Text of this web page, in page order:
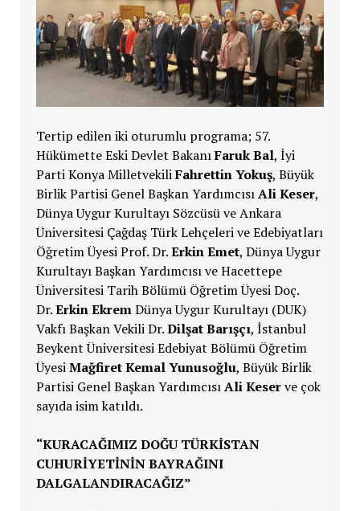
Tertip edilen iki oturumlu programa; 57.
Hükümette Eski Devlet BakanıFaruk Bal, İyi
Parti Konya MilletvekiliFahrettin Yokuş, Büyük
Birlik Partisi Genel Başkan YardımcısıAli Keser,
Dünya Uygur Kurultayı Sözcüsü ve Ankara
Üniversitesi Çağdaş Türk Lehçeleri ve Edebiyatları
Öğretim Üyesi Prof. Dr.Erkin Emet, Dünya Uygur
Kurultayı Başkan Yardımcısı ve Hacettepe
Üniversitesi Tarih Bölümü Öğretim Üyesi Doç.
Dr.Erkin EkremDünya Uygur Kurultayı (DUK)
Vakfı Başkan Vekili Dr.Dilşat Barışçı, İstanbul
Beykent Üniversitesi Edebiyat Bölümü Öğretim
ÜyesiMağfiret Kemal Yunusoğlu, Büyük Birlik
Partisi Genel Başkan YardımcısıAli Keserve çok
sayıda isim katıldı.
“KURACAĞIMIZ DOĞU TÜRKİSTAN
CUHURİYETİNİN BAYRAĞINI
DALGALANDIRACAĞIZ”